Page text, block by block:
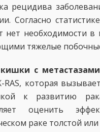
рецидива
Согласно
нет необходимости
тяжелые
с
которая
к развитию
оценить
раке толстой